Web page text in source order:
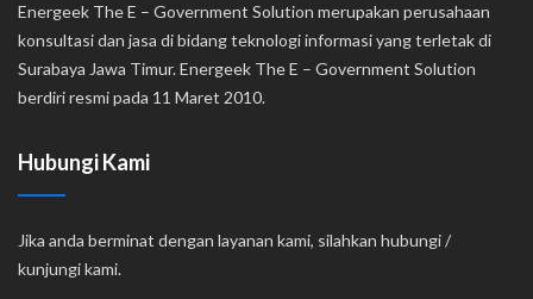
Energeek The E – Government Solution merupakan perusahaan
konsultasi dan jasa di bidang teknologi informasi yang terletak di
Surabaya Jawa Timur. Energeek The E – Government Solution
berdiri resmi pada 11 Maret 2010.
Hubungi Kami
Jika anda berminat dengan layanan kami, silahkan hubungi /
kunjungi kami.